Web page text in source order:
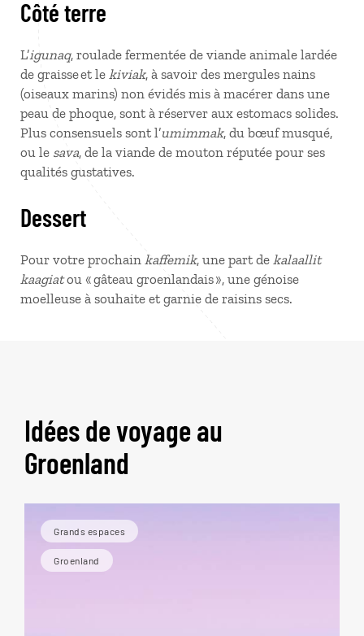
Côté terre
L’igunaq, roulade fermentée de viande animale lardée
de graisse et le kiviak, à savoir des mergules nains
(oiseaux marins) non évidés mis à macérer dans une
peau de phoque, sont à réserver aux estomacs solides.
Plus consensuels sont l’umimmak, du bœuf musqué,
ou le sava, de la viande de mouton réputée pour ses
qualités gustatives.
Dessert
Pour votre prochain kaffemik, une part de kalaallit
kaagiatou « gâteau groenlandais », une génoise
moelleuse à souhaite et garnie de raisins secs.
Idées de voyage au
Groenland
Grands espaces
Groenland